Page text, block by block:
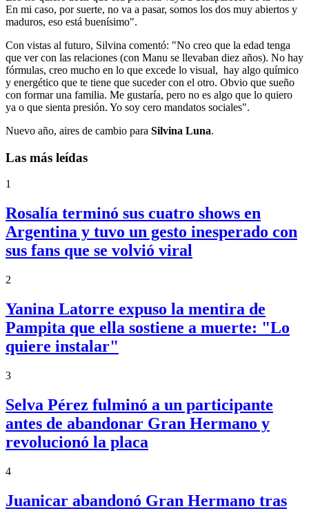
En mi caso, por suerte, no va a pasar, somos los dos muy abiertos y
maduros, eso está buenísimo".
Con vistas al futuro, Silvina comentó: "No creo que la edad tenga
que ver con las relaciones (con Manu se llevaban diez años). No hay
fórmulas, creo mucho en lo que excede lo visual, hay algo químico
y energético que te tiene que suceder con el otro. Obvio que sueño
con formar una familia. Me gustaría, pero no es algo que lo quiero
ya o que sienta presión. Yo soy cero mandatos sociales".
Nuevo año, aires de cambio para Silvina Luna.
Las más leídas
1
Rosalía terminó sus cuatro shows en
Argentina y tuvo un gesto inesperado con
sus fans que se volvió viral
2
Yanina Latorre expuso la mentira de
Pampita que ella sostiene a muerte: "Lo
quiere instalar"
3
Selva Pérez fulminó a un participante
antes de abandonar Gran Hermano y
revolucionó la placa
4
Juanicar abandonó Gran Hermano tras